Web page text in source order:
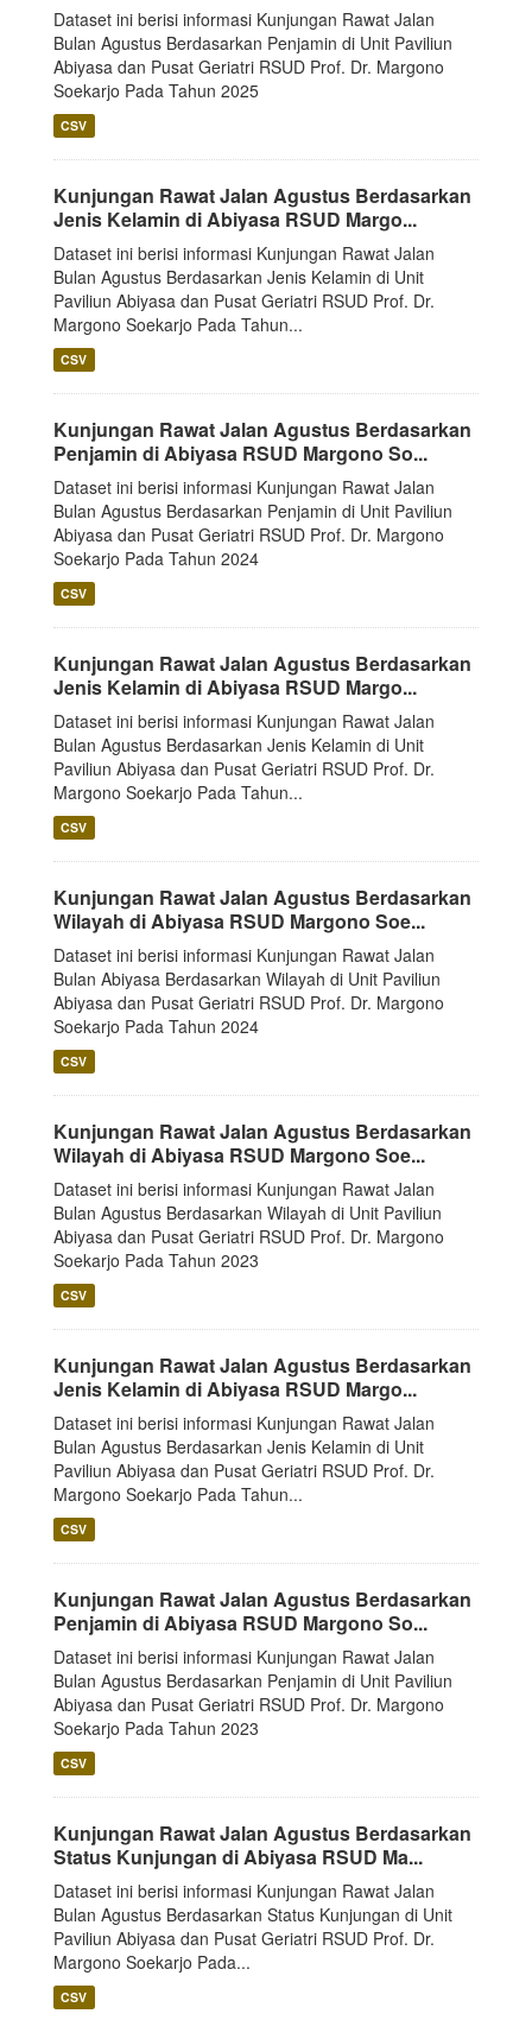
Dataset ini berisi informasi Kunjungan Rawat Jalan
Bulan Agustus Berdasarkan Penjamin di Unit Paviliun
Abiyasa dan Pusat Geriatri RSUD Prof. Dr. Margono
Soekarjo Pada Tahun 2025
CSV
Kunjungan Rawat Jalan Agustus Berdasarkan
Jenis Kelamin di Abiyasa RSUD Margo...
Dataset ini berisi informasi Kunjungan Rawat Jalan
Bulan Agustus Berdasarkan Jenis Kelamin di Unit
Paviliun Abiyasa dan Pusat Geriatri RSUD Prof. Dr.
Margono Soekarjo Pada Tahun...
CSV
Kunjungan Rawat Jalan Agustus Berdasarkan
Penjamin di Abiyasa RSUD Margono So...
Dataset ini berisi informasi Kunjungan Rawat Jalan
Bulan Agustus Berdasarkan Penjamin di Unit Paviliun
Abiyasa dan Pusat Geriatri RSUD Prof. Dr. Margono
Soekarjo Pada Tahun 2024
CSV
Kunjungan Rawat Jalan Agustus Berdasarkan
Jenis Kelamin di Abiyasa RSUD Margo...
Dataset ini berisi informasi Kunjungan Rawat Jalan
Bulan Agustus Berdasarkan Jenis Kelamin di Unit
Paviliun Abiyasa dan Pusat Geriatri RSUD Prof. Dr.
Margono Soekarjo Pada Tahun...
CSV
Kunjungan Rawat Jalan Agustus Berdasarkan
Wilayah di Abiyasa RSUD Margono Soe...
Dataset ini berisi informasi Kunjungan Rawat Jalan
Bulan Abiyasa Berdasarkan Wilayah di Unit Paviliun
Abiyasa dan Pusat Geriatri RSUD Prof. Dr. Margono
Soekarjo Pada Tahun 2024
CSV
Kunjungan Rawat Jalan Agustus Berdasarkan
Wilayah di Abiyasa RSUD Margono Soe...
Dataset ini berisi informasi Kunjungan Rawat Jalan
Bulan Agustus Berdasarkan Wilayah di Unit Paviliun
Abiyasa dan Pusat Geriatri RSUD Prof. Dr. Margono
Soekarjo Pada Tahun 2023
CSV
Kunjungan Rawat Jalan Agustus Berdasarkan
Jenis Kelamin di Abiyasa RSUD Margo...
Dataset ini berisi informasi Kunjungan Rawat Jalan
Bulan Agustus Berdasarkan Jenis Kelamin di Unit
Paviliun Abiyasa dan Pusat Geriatri RSUD Prof. Dr.
Margono Soekarjo Pada Tahun...
CSV
Kunjungan Rawat Jalan Agustus Berdasarkan
Penjamin di Abiyasa RSUD Margono So...
Dataset ini berisi informasi Kunjungan Rawat Jalan
Bulan Agustus Berdasarkan Penjamin di Unit Paviliun
Abiyasa dan Pusat Geriatri RSUD Prof. Dr. Margono
Soekarjo Pada Tahun 2023
CSV
Kunjungan Rawat Jalan Agustus Berdasarkan
Status Kunjungan di Abiyasa RSUD Ma...
Dataset ini berisi informasi Kunjungan Rawat Jalan
Bulan Agustus Berdasarkan Status Kunjungan di Unit
Paviliun Abiyasa dan Pusat Geriatri RSUD Prof. Dr.
Margono Soekarjo Pada...
CSV